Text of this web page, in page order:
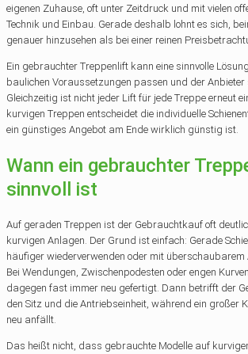
eigenen Zuhause, oft unter Zeitdruck und mit vielen
Technik und Einbau. Gerade deshalb lohnt es sich,
genauer hinzusehen als bei einer reinen
Ein gebrauchter Treppenlift kann eine sinnvolle
baulichen Voraussetzungen passen und der Anbieter
Gleichzeitig ist nicht jeder Lift für jede Treppe erneut
kurvigen Treppen entscheidet die individuelle
ein günstiges Angebot am Ende wirklich günstig ist.
Wann ein gebrauchter
sinnvoll ist
Auf geraden Treppen ist der Gebrauchtkauf oft
kurvigen Anlagen. Der Grund ist einfach: Gerade
häufiger wiederverwenden oder mit
Bei Wendungen, Zwischenpodesten oder engen
dagegen fast immer neu gefertigt. Dann betrifft der
den Sitz und die Antriebseinheit, während ein großer
neu anfällt.
Das heißt nicht, dass gebrauchte Modelle auf